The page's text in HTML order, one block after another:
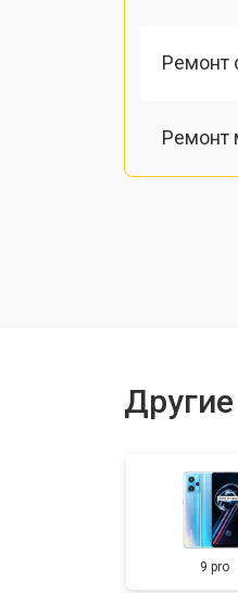
Ремонт
Ремонт
Замена
9 pro